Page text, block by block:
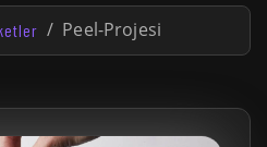
Peel-Projesi